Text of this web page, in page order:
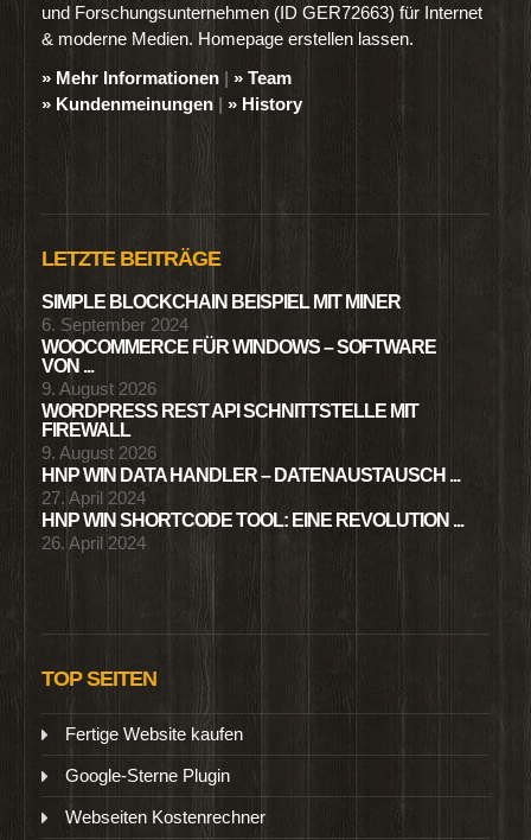
und Forschungsunternehmen (ID GER72663) für Internet
& moderne Medien. Homepage erstellen lassen.
» Mehr Informationen | » Team
» Kundenmeinungen | » History
LETZTE BEITRÄGE
SIMPLE BLOCKCHAIN BEISPIEL MIT MINER
6. September 2024
WOOCOMMERCE FÜR WINDOWS – SOFTWARE
VON ...
9. August 2026
WORDPRESS REST API SCHNITTSTELLE MIT
FIREWALL
9. August 2026
HNP WIN DATA HANDLER – DATENAUSTAUSCH ...
27. April 2024
HNP WIN SHORTCODE TOOL: EINE REVOLUTION ...
26. April 2024
TOP SEITEN
Fertige Website kaufen
Google-Sterne Plugin
Webseiten Kostenrechner